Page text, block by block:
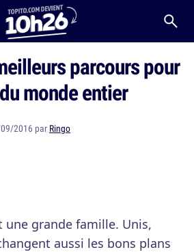
parcours pour
monde entier
2016 par Ringo
une grande famille. Unis,
aussi les bons plans